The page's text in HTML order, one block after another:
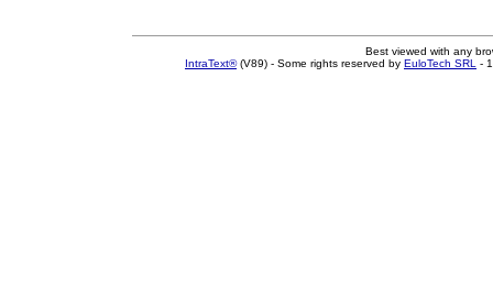
Best viewed with any
IntraText®(V89) - Some rights reserved by EuloTech SRL -